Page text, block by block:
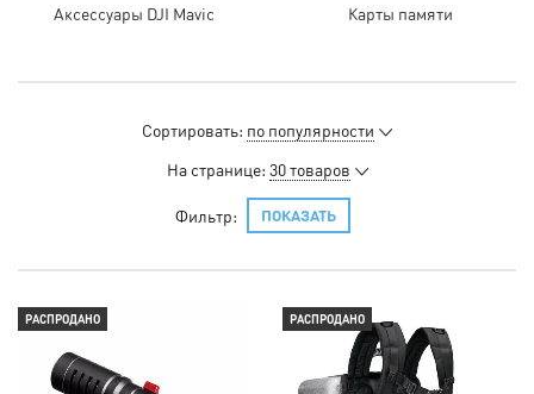
Аксессуары DJI Mavic Карты памяти
Сортировать: по популярности
На странице: 30 товаров
Фильтр: ПОКАЗАТЬ
РАСПРОДАНО РАСПРОДАНО